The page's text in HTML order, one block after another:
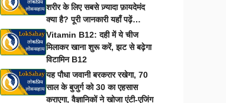
शरीर के लिए सबसे ज़्यादा फ़ायदेमंद
क्या है? पूरी जानकारी यहाँ पढ़ें…
Vitamin B12: दही में ये चीज
मिलाकर खाना शुरू करें, झट से बढ़ेगा
विटामिन B12
यह पौधा जवानी बरकरार रखेगा, 70
साल के बुजुर्ग को 30 का एहसास
कराएगा, वैज्ञानिकों ने खोजा एंटी-एजिंग